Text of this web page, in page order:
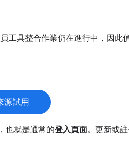
工具整合作業仍在進行中，因此
源試用
也就是通常的登入頁面。更新或